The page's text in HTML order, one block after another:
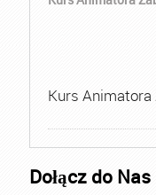
Kurs Animatora
Dołącz do Nas